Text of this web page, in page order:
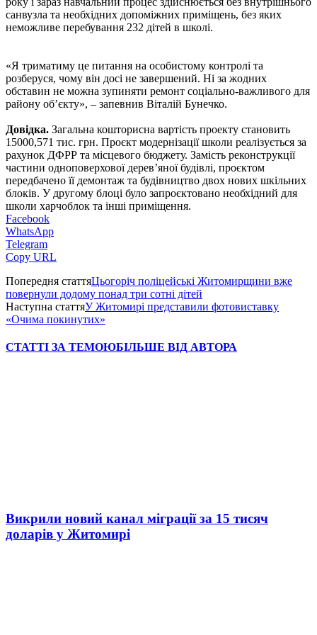
санвузла та необхідних допоміжних приміщень, без яких
неможливе перебування 232 дітей в школі.
«Я триматиму це питання на особистому контролі та
розберуся, чому він досі не завершений. Ні за жодних
обставин не можна зупиняти ремонт соціально-важливого для
району об’єкту», – запевнив Віталій Бунечко.
Довідка. Загальна кошторисна вартість проекту становить
15000,571 тис. грн. Проєкт модернізації школи реалізується за
рахунок ДФРР та місцевого бюджету. Замість реконструкції
частини одноповерхової дерев’яної будівлі, проєктом
передбачено її демонтаж та будівництво двох нових шкільних
блоків. У другому блоці було запроєктовано необхідний для
школи харчоблок та інші приміщення.
Facebook
WhatsApp
Telegram
Copy URL
Попередня статтяЦьогоріч поліцейські Житомирщини вже
повернули додому понад три сотні дітей
Наступна статтяУ Житомирі представили фотовиставку
«Очима покинутих»
СТАТТІ ЗА ТЕМОЮБІЛЬШЕ ВІД АВТОРА
Викрили новий канал міграції за 15 тисяч
доларів у Житомирі